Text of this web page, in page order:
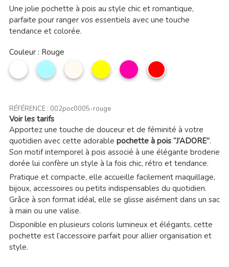
Une jolie pochette à pois au style chic et romantique,
parfaite pour ranger vos essentiels avec une touche
tendance et colorée.
Couleur : Rouge
Blanc
Bleu
ciel
Beige Jaune
Rose
profond
Rouge
RÉFÉRENCE : 002poc0005-rouge
Voir les tarifs
Apportez une touche de douceur et de féminité à votre
quotidien avec cette adorable pochette à pois “J’ADORE”.
Son motif intemporel à pois associé à une élégante broderie
dorée lui confère un style à la fois chic, rétro et tendance.
Pratique et compacte, elle accueille facilement maquillage,
bijoux, accessoires ou petits indispensables du quotidien.
Grâce à son format idéal, elle se glisse aisément dans un sac
à main ou une valise.
Disponible en plusieurs coloris lumineux et élégants, cette
pochette est l’accessoire parfait pour allier organisation et
style.